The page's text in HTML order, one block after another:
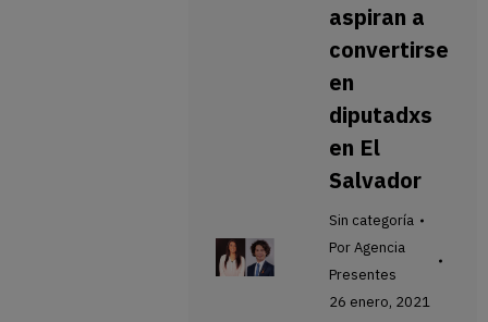
aspiran a
convertirse
en
diputadxs
en El
Salvador
Sin categoría
PorAgencia
Presentes
26 enero, 2021